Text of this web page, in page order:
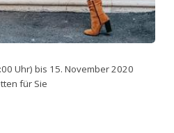
Uhr) bis 15. November 2020
für Sie